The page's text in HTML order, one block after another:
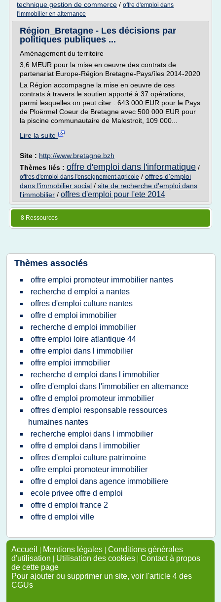
technique gestion de commerce / offre d'emploi dans
l'immobilier en alternance
Région_Bretagne - Les décisions par
politiques publiques ...
Aménagement du territoire
3,6 MEUR pour la mise en oeuvre des contrats de
partenariat Europe-Région Bretagne-Pays/îles 2014-2020
La Région accompagne la mise en oeuvre de ces
contrats à travers le soutien apporté à 37 opérations,
parmi lesquelles on peut citer : 643 000 EUR pour le Pays
de Ploërmel Coeur de Bretagne avec 500 000 EUR pour
la piscine communautaire de Malestroit, 109 000...
Lire la suite
Site : http://www.bretagne.bzh
Thèmes liés : offre d'emploi dans l'informatique /
offres d'emploi dans l'enseignement agricole / offres d'emploi
dans l'immobilier social / site de recherche d'emploi dans
l'immobilier / offres d'emploi pour l'ete 2014
8 Ressources
Thèmes associés
offre emploi promoteur immobilier nantes
recherche d emploi a nantes
offres d'emploi culture nantes
offre d emploi immobilier
recherche d emploi immobilier
offre emploi loire atlantique 44
offre emploi dans l immobilier
offre emploi immobilier
recherche d emploi dans l immobilier
offre d'emploi dans l'immobilier en alternance
offre d emploi promoteur immobilier
offres d'emploi responsable ressources
humaines nantes
recherche emploi dans l immobilier
offre d emploi dans l immobilier
offres d'emploi culture patrimoine
offre emploi promoteur immobilier
offre d emploi dans agence immobiliere
ecole privee offre d emploi
offre d emploi france 2
offre d emploi ville
Accueil | Mentions légales | Conditions générales
d'utilisation | Utilisation des cookies | Contact à propos
de cette page
Pour ajouter ou supprimer un site, voir l'article 4 des
CGUs